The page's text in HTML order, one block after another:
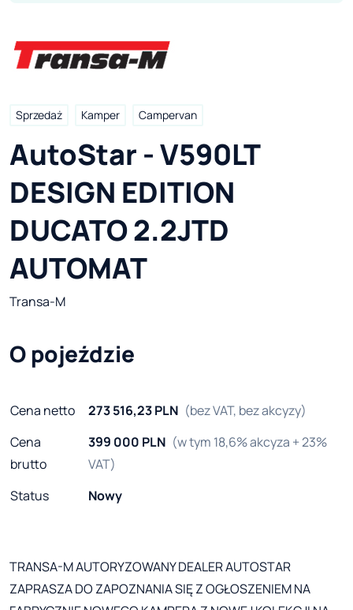
Sprzedaż Kamper Campervan
AutoStar - V590LT
DESIGN EDITION
DUCATO 2.2JTD
AUTOMAT
Transa-M
O pojeździe
Cena netto 273 516,23 PLN (bez VAT, bez akcyzy)
Cena
brutto
399 000 PLN (w tym 18,6% akcyza + 23%
VAT)
Status
Nowy
TRANSA-M AUTORYZOWANY DEALER AUTOSTAR
ZAPRASZA DO ZAPOZNANIA SIĘ Z OGŁOSZENIEM NA